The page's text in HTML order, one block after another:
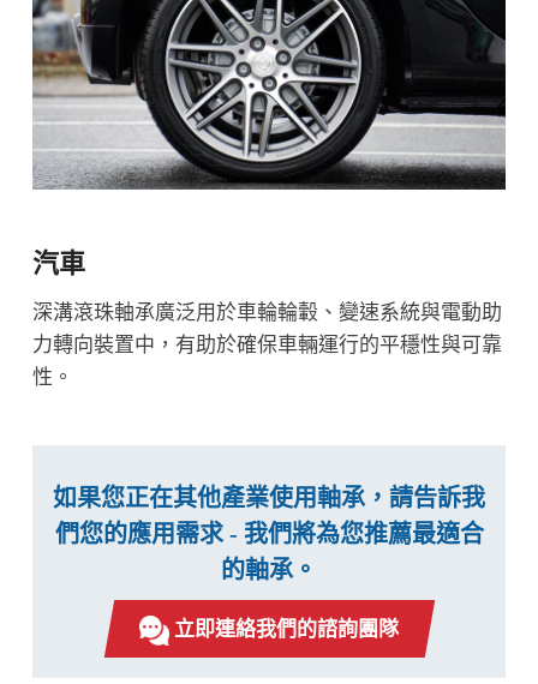
汽車
深溝滾珠軸承廣泛用於車輪輪轂、變速系統與電動助
力轉向裝置中，有助於確保車輛運行的平穩性與可靠
性。
如果您正在其他產業使用軸承，請告訴我
們您的應用需求 - 我們將為您推薦最適合
的軸承。
立即連絡我們的諮詢團隊